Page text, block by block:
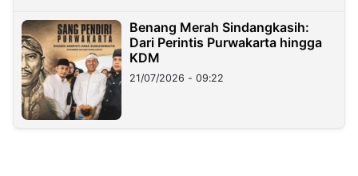
Benang Merah Sindangkasih:
Dari Perintis Purwakarta hingga
KDM
21/07/2026 - 09:22